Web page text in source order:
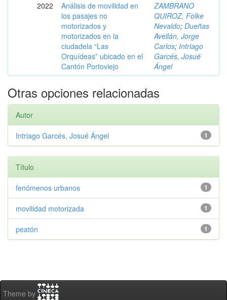
2022
Análisis de movilidad en
los pasajes no
motorizados y
motorizados en la
ciudadela “Las
Orquídeas” ubicado en el
Cantón Portoviejo
ZAMBRANO
QUIROZ, Folke
Nevaldo; Dueñas
Avellán, Jorge
Carlos; Intriago
Garcés, Josué
Ángel
Otras opciones relacionadas
Autor
1
Intriago Garcés, Josué Ángel
Título
1
fenómenos urbanos
1
movilidad motorizada
1
peatón
Theme by